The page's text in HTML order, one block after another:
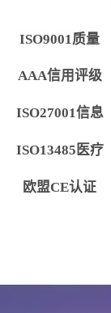
ISO9001质量
AAA信用评级
ISO27001信息
ISO13485医疗
欧盟CE认证